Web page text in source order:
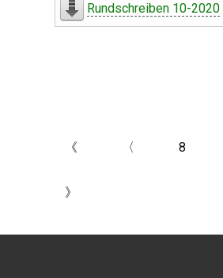
Rundschreiben 10-2020
《 〈 8
》